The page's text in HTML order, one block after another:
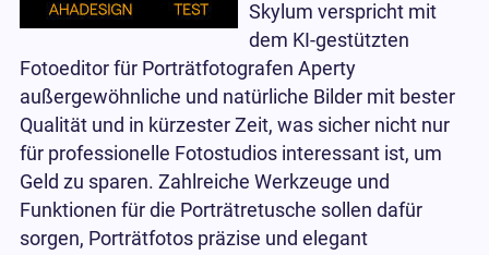
Skylum verspricht mit
dem KI-gestützten
Fotoeditor für Porträtfotografen Aperty
außergewöhnliche und natürliche Bilder mit bester
Qualität und in kürzester Zeit, was sicher nicht nur
für professionelle Fotostudios interessant ist, um
Geld zu sparen. Zahlreiche Werkzeuge und
Funktionen für die Porträtretusche sollen dafür
sorgen, Porträtfotos präzise und elegant